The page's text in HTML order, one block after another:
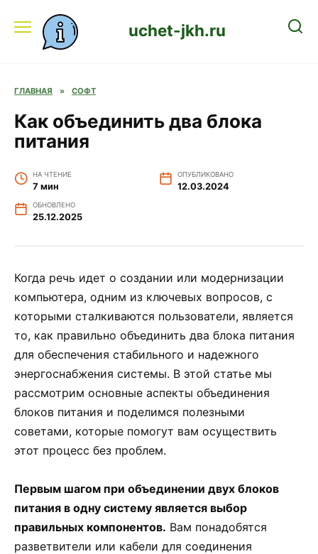
содержанию
uchet-jkh.ru
ГЛАВНАЯ » СОФТ
Как объединить два блока
питания
НА ЧТЕНИЕ
7 мин
ОПУБЛИКОВАНО
12.03.2024
ОБНОВЛЕНО
25.12.2025
Когда речь идет о создании или модернизации
компьютера, одним из ключевых вопросов, с
которыми сталкиваются пользователи, является
то, как правильно объединить два блока питания
для обеспечения стабильного и надежного
энергоснабжения системы. В этой статье мы
рассмотрим основные аспекты объединения
блоков питания и поделимся полезными
советами, которые помогут вам осуществить
этот процесс без проблем.
Первым шагом при объединении двух блоков
питания в одну систему является выбор
правильных компонентов. Вам понадобятся
разветвители или кабели для соединения